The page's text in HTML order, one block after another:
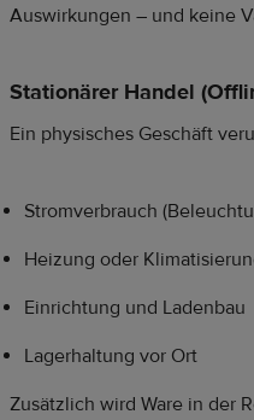
Auswirkungen – und keine
Stationärer Handel
Ein physisches Geschäft
Stromverbrauch
Heizung oder
Einrichtung und Ladenbau
Lagerhaltung vor Ort
Zusätzlich wird Ware in der